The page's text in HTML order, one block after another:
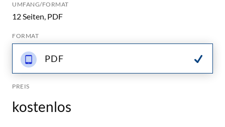
UMFANG/FORMAT
12 Seiten, PDF
FORMAT
PDF
PREIS
kostenlos